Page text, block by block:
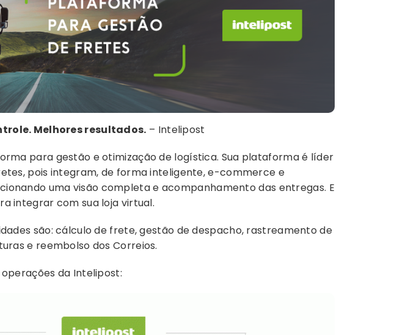
Melhores resultados. – Intelipost
para gestão e otimização de logística. Sua plataforma é líder
pois integram, de forma inteligente, e-commerce e
uma visão completa e acompanhamento das entregas. E
integrar com sua loja virtual.
são: cálculo de frete, gestão de despacho, rastreamento de
e reembolso dos Correios.
da Intelipost: